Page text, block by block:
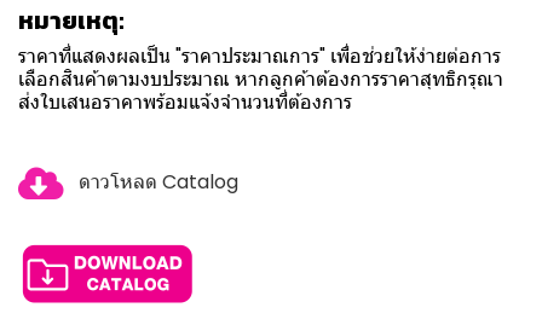
หมายเหตุ:
ราคาที่แสดงผลเป็น "ราคาประมาณการ" เพื่อช่วยให้ง่ายต่อการ
เลือกสินค้าตามงบประมาณ หากลูกค้าต้องการราคาสุทธิกรุณา
ส่งใบเสนอราคาพร้อมแจ้งจำนวนที่ต้องการ
ดาวโหลด Catalog